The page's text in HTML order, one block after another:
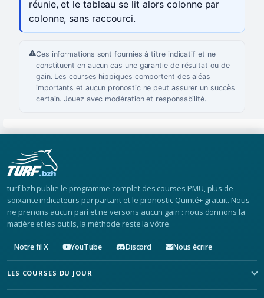
réunie, et le tableau se lit alors colonne par
colonne, sans raccourci.
Ces informations sont fournies à titre indicatif et ne
constituent en aucun cas une garantie de résultat ou de
gain. Les courses hippiques comportent des aléas
importants et aucun pronostic ne peut assurer un succès
certain. Jouez avec modération et responsabilité.
turf.bzh publie le programme complet des courses PMU, plus de
soixante indicateurs par partant et le pronostic Quinté+ gratuit. Nous
ne prenons aucun pari et ne versons aucun gain : nous donnons la
matière et les outils, la méthode reste la vôtre.
Notre fil X YouTube Discord Nous écrire
LES COURSES DU JOUR